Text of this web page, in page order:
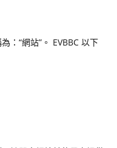
：“網站”。 EVBBC 以下